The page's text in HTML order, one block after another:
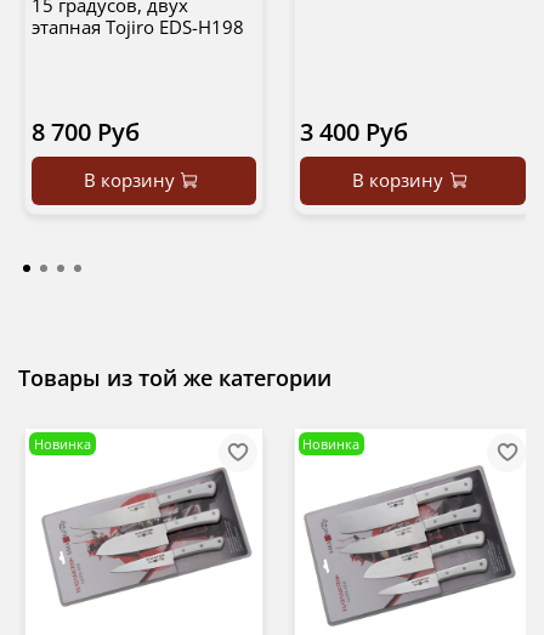
15 градусов, двух
этапная Tojiro EDS-H198
8 700 Руб
В корзину
3 400 Руб
В корзину
Товары из той же категории
Новинка Новинка